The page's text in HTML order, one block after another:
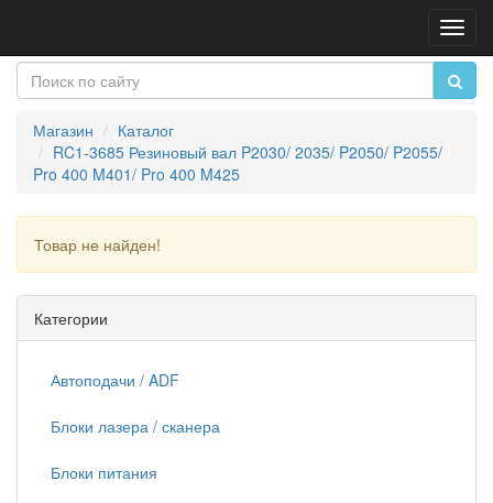
Магазин
Каталог
RC1-3685 Резиновый вал P2030/ 2035/ P2050/ P2055/
Pro 400 M401/ Pro 400 M425
Товар не найден!
Категории
Автоподачи / ADF
Блоки лазера / сканера
Блоки питания